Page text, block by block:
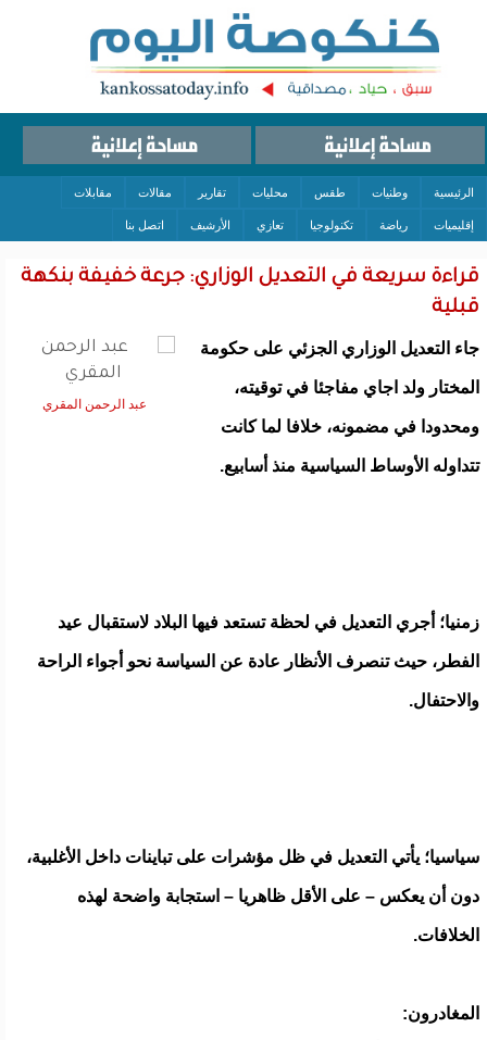
الرئيسية وطنيات طقس محليات تقارير مقالات مقابلات
إقليميات رياضة تكنولوجيا تعازي الأرشيف اتصل بنا
قراءة سريعة في التعديل الوزاري: جرعة خفيفة بنكهة
قبلية
عبد الرحمن المقري
جاء التعديل الوزاري الجزئي على حكومة
المختار ولد اجاي مفاجئا في توقيته،
ومحدودا في مضمونه، خلافا لما كانت
تتداوله الأوساط السياسية منذ أسابيع.
زمنيا؛ أجري التعديل في لحظة تستعد فيها البلاد لاستقبال عيد
الفطر، حيث تنصرف الأنظار عادة عن السياسة نحو أجواء الراحة
والاحتفال.
سياسيا؛ يأتي التعديل في ظل مؤشرات على تباينات داخل الأغلبية،
دون أن يعكس – على الأقل ظاهريا – استجابة واضحة لهذه
الخلافات.
المغادرون: